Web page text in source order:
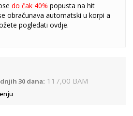
do čak 40% popusta na hit
obračunava automatski u korpi a
pogledati ovdje.
30 dana: 117,00 BAM